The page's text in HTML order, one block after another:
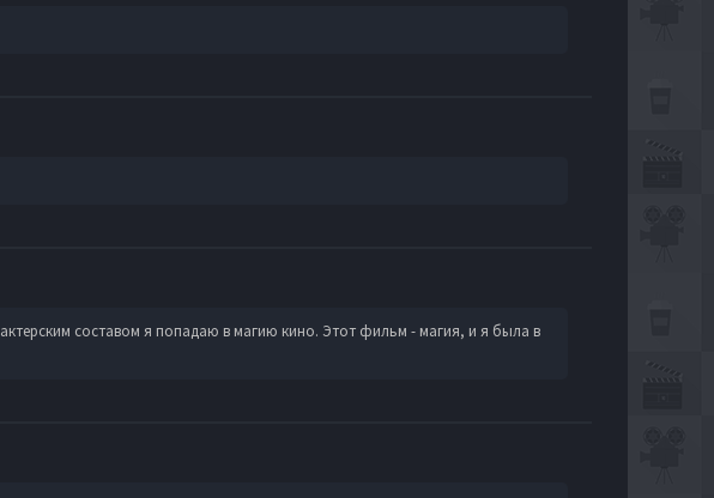
составом я попадаю в магию кино. Этот фильм - магия, и я была в